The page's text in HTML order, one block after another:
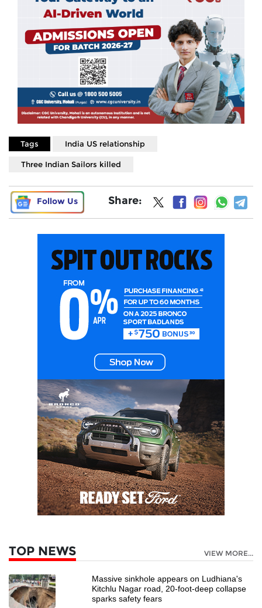
Tags India US relationship
Three Indian Sailors killed
Follow Us Share:
TOP NEWS VIEW MORE...
Massive sinkhole appears on Ludhiana's
Kitchlu Nagar road, 20-foot-deep collapse
sparks safety fears